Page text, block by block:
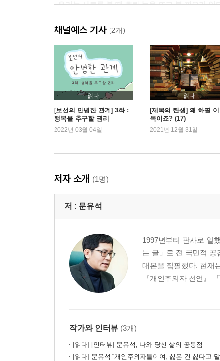
_우리는 서로를 볼 때 흐린 눈을 뜨고 볼 필요가 있
법치주의라는 사고방식
‘자유’의 연대기
유별날 자유, 비루할 자유, 불온할 자유
나는 나를 파괴할 권리가 있나
인간이라는 이름의 공해
3부 선의만으로 충분치 않다
_세상의 갈등 중 많은 경우가 선의와 선의의 부딪
성폭력은 자유에 대한 죄
과잉금지의 원칙
아름다운 판결과 냉정한 판결
4부 공정도 공존을 위한 것이다
_세상에서 제일 꼴 보기 싫은 게 뭘까? 다양하겠
정의란 무엇인가
우리가 바라는 공정한 지옥
채널예스 기사 (2개)
읽다
[보선의 안녕한 관계] 3화 :
행복을 추구할 권리
2022년 03월 04일
읽다
[제목의 탄생] 왜 하필
목이죠? (17)
2021년 12월 31일
저자 소개 (1명)
저 : 문유석
1997년부터 판사로 일
는 글」로 전 국민적
대본을 집필했다. 현재
『개인주의자 선언』
작가와 인터뷰 (3개)
[읽다] [인터뷰] 문유석, 나와 당신 삶의 공통점
[읽다] 문유석 “개인주의자들이여, 싫은 건 싫다고